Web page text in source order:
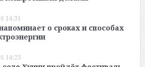
14:31
о сроках и способах
14:23